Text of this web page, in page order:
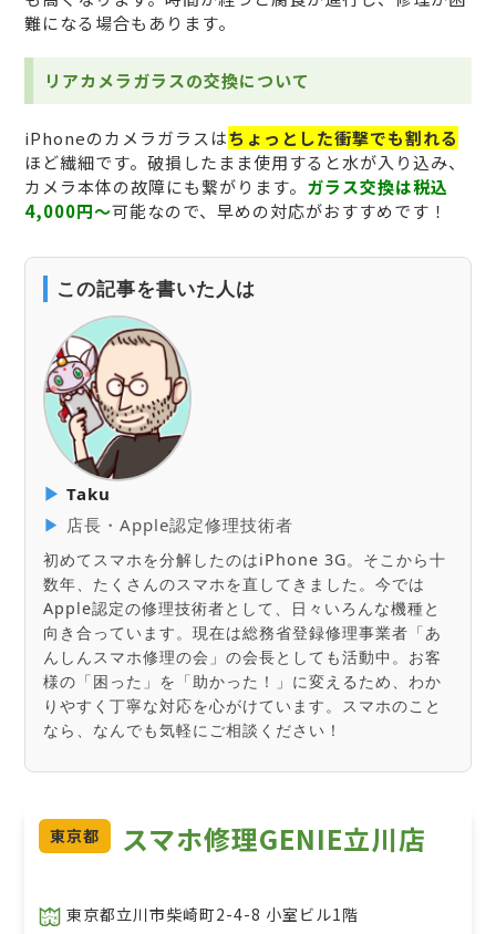
難になる場合もあります。
リアカメラガラスの交換について
iPhoneのカメラガラスはちょっとした衝撃でも割れる
ほど繊細です。破損したまま使用すると水が入り込み、
カメラ本体の故障にも繋がります。 ガラス交換は税込
4,000円〜可能なので、早めの対応がおすすめです！
この記事を書いた人は
▶ Taku
▶ 店長・Apple認定修理技術者
初めてスマホを分解したのはiPhone 3G。そこから十
数年、たくさんのスマホを直してきました。今では
Apple認定の修理技術者として、日々いろんな機種と
向き合っています。現在は総務省登録修理事業者「あ
んしんスマホ修理の会」の会長としても活動中。お客
様の「困った」を「助かった！」に変えるため、わか
りやすく丁寧な対応を心がけています。スマホのこと
なら、なんでも気軽にご相談ください！
東京都 スマホ修理GENIE立川店
東京都立川市柴崎町2-4-8 小室ビル1階